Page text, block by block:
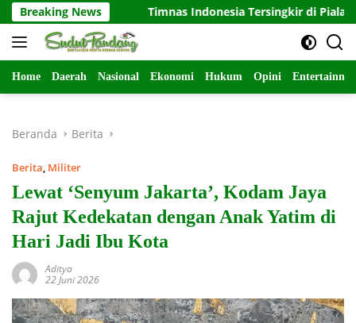
Langsung
ke
konten
Breaking NewsTimnas Indonesia Tersingkir di Piala AFF 2026 Usai
Home Daerah Nasional Ekonomi Hukum Opini
Beranda Berita
Berita, Militer
Lewat ‘Senyum Jakarta’, Kodam Jaya
Rajut Kedekatan dengan Anak Yatim di
Hari Jadi Ibu Kota
Aditya
22 Juni 2026